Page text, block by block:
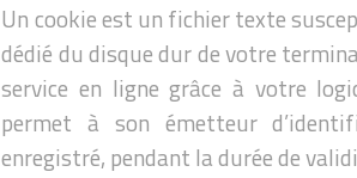
Un cookie est un fichier texte
dédié du disque dur de votre
service en ligne grâce à votre
permet à son émetteur
enregistré, pendant la durée de